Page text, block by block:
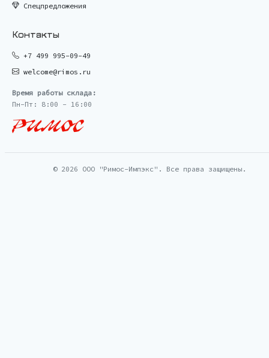
Спецпредложения
Контакты
+7 499 995-09-49
welcome@rimos.ru
Время работы склада:
Пн-Пт: 8:00 - 16:00
© 2026 ООО "Римос-Импэкс". Все права защищены.